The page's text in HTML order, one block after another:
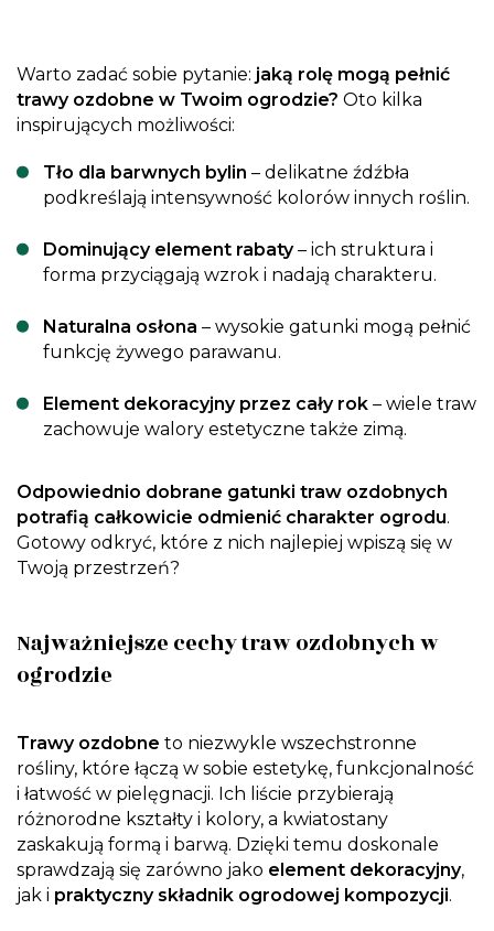
Warto zadać sobie pytanie: jaką rolę mogą pełnić
trawy ozdobne w Twoim ogrodzie? Oto kilka
inspirujących możliwości:
Tło dla barwnych bylin – delikatne źdźbła
podkreślają intensywność kolorów innych roślin.
Dominujący element rabaty– ich struktura i
forma przyciągają wzrok i nadają charakteru.
Naturalna osłona – wysokie gatunki mogą pełnić
funkcję żywego parawanu.
Element dekoracyjny przez cały rok – wiele traw
zachowuje walory estetyczne także zimą.
Odpowiednio dobrane gatunki traw ozdobnych
potrafią całkowicie odmienić charakter ogrodu.
Gotowy odkryć, które z nich najlepiej wpiszą się w
Twoją przestrzeń?
Najważniejsze cechy traw ozdobnych w
ogrodzie
Trawy ozdobne to niezwykle wszechstronne
rośliny, które łączą w sobie estetykę, funkcjonalność
i łatwość w pielęgnacji. Ich liście przybierają
różnorodne kształty i kolory, a kwiatostany
zaskakują formą i barwą. Dzięki temu doskonale
sprawdzają się zarówno jako element dekoracyjny,
jak i praktyczny składnik ogrodowej kompozycji.